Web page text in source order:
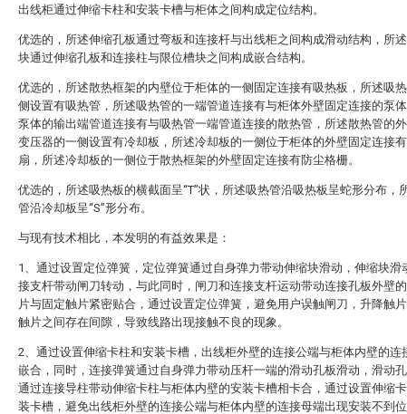
出线柜通过伸缩卡柱和安装卡槽与柜体之间构成定位结构。
优选的，所述伸缩孔板通过弯板和连接杆与出线柜之间构成滑动结构，所
块通过伸缩孔板和连接柱与限位槽块之间构成嵌合结构。
优选的，所述散热框架的内壁位于柜体的一侧固定连接有吸热板，所述吸
侧设置有吸热管，所述吸热管的一端管道连接有与柜体外壁固定连接的泵
泵体的输出端管道连接有与吸热管一端管道连接的散热管，所述散热管的
变压器的一侧设置有冷却板，所述冷却板的一侧位于柜体的外壁固定连接
扇，所述冷却板的一侧位于散热框架的外壁固定连接有防尘格栅。
优选的，所述吸热板的横截面呈“T”状，所述吸热管沿吸热板呈蛇形分布，
管沿冷却板呈“S”形分布。
与现有技术相比，本发明的有益效果是：
1、通过设置定位弹簧，定位弹簧通过自身弹力带动伸缩块滑动，伸缩块滑
接支杆带动闸刀转动，与此同时，闸刀和连接支杆运动带动连接孔板外壁
片与固定触片紧密贴合，通过设置定位弹簧，避免用户误触闸刀，升降触
触片之间存在间隙，导致线路出现接触不良的现象。
2、通过设置伸缩卡柱和安装卡槽，出线柜外壁的连接公端与柜体内壁的连
嵌合，同时，连接弹簧通过自身弹力带动压杆一端的滑动孔板滑动，滑动
通过连接导柱带动伸缩卡柱与柜体内壁的安装卡槽相卡合，通过设置伸缩
装卡槽，避免出线柜外壁的连接公端与柜体内壁的连接母端出现安装不到